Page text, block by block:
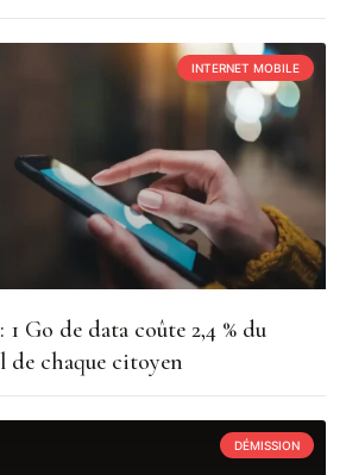
INTERNET MOBILE
Go de data coûte 2,4 % du
de chaque citoyen
DÉMISSION